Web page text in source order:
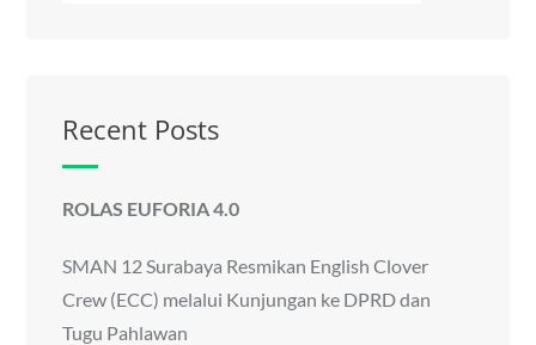
Recent Posts
ROLAS EUFORIA 4.0
SMAN 12 Surabaya Resmikan English Clover
Crew (ECC) melalui Kunjungan ke DPRD dan
Tugu Pahlawan